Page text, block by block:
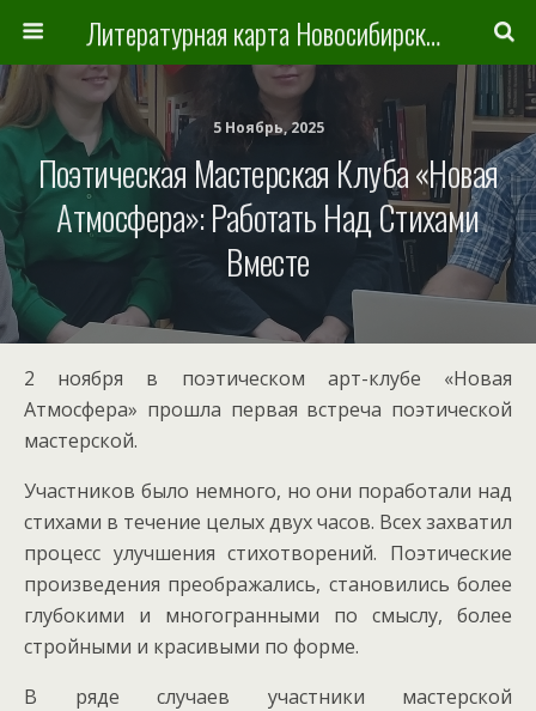
Литературная карта Новосибирска и Новосибирской области
5 Ноябрь, 2025
Поэтическая Мастерская Клуба «Новая
Атмосфера»: Работать Над Стихами
Вместе
2 ноября в поэтическом арт-клубе «Новая
Атмосфера» прошла первая встреча поэтической
мастерской.
Участников было немного, но они поработали над
стихами в течение целых двух часов. Всех захватил
процесс улучшения стихотворений. Поэтические
произведения преображались, становились более
глубокими и многогранными по смыслу, более
стройными и красивыми по форме.
В ряде случаев участники мастерской